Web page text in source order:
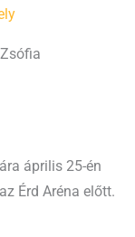
április 25-én
Érd Aréna előtt.